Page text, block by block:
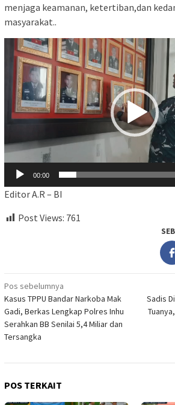
menjaga keamanan, ketertiban,dan
masyarakat..
Pemutar
Video
00:00
Editor A.R – BI
Post Views: 761
Navigasi
pos
Pos sebelumnya
Kasus TPPU Bandar Narkoba Mak
Gadi, Berkas Lengkap Polres Inhu
Serahkan BB Senilai 5,4 Miliar dan
Tersangka
Sadis
POS TERKAIT